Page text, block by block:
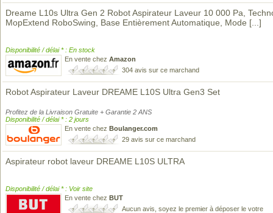
Dreame L10s Ultra Gen 2 Robot Aspirateur Laveur 10 000 Pa,
MopExtend RoboSwing, Base Entièrement Automatique, Mode [...]
Disponibilité / délai * : En stock
En vente chez Amazon
304 avis sur ce marchand
Robot Aspirateur Laveur DREAME L10S Ultra Gen3 Set
Profitez de la Livraison Gratuite + Garantie 2 ANS
Disponibilité / délai * : 2 jours
En vente chez Boulanger.com
29 avis sur ce marchand
Aspirateur robot laveur DREAME L10S ULTRA
Disponibilité / délai * : Voir site
En vente chez BUT
Aucun avis, soyez le premier à déposer le votre